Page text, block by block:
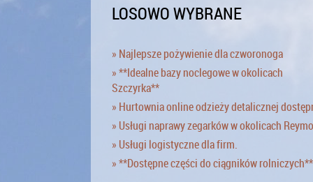
LOSOWO WYBRANE
» Najlepsze pożywienie dla czworonoga
» **Idealne bazy noclegowe w okolicach
Szczyrka**
» Hurtownia online odzieży detalicznej
» Usługi naprawy zegarków w okolicach
» Usługi logistyczne dla firm.
» **Dostępne części do ciągników rolniczych**